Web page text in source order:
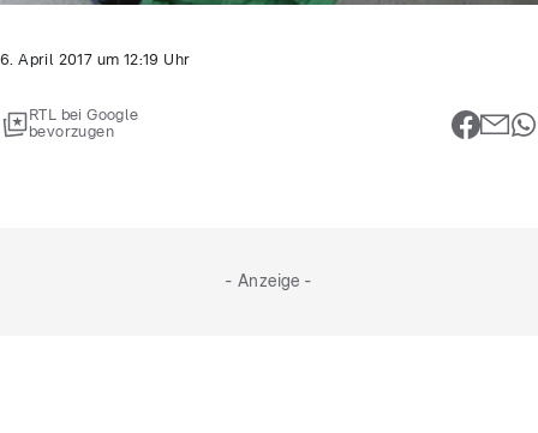
6. April 2017 um 12:19 Uhr
RTL bei Google
bevorzugen
- Anzeige -